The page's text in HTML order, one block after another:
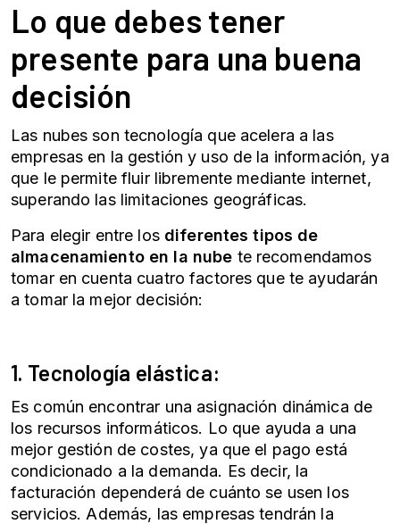
Lo que debes tener
presente para una buena
decisión
Las nubes son tecnología que acelera a las
empresas en la gestión y uso de la información, ya
que le permite fluir libremente mediante internet,
superando las limitaciones geográficas.
Para elegir entre los diferentes tipos de
almacenamiento en la nube te recomendamos
tomar en cuenta cuatro factores que te ayudarán
a tomar la mejor decisión:
1. Tecnología elástica:
Es común encontrar una asignación dinámica de
los recursos informáticos. Lo que ayuda a una
mejor gestión de costes, ya que el pago está
condicionado a la demanda. Es decir, la
facturación dependerá de cuánto se usen los
servicios. Además, las empresas tendrán la